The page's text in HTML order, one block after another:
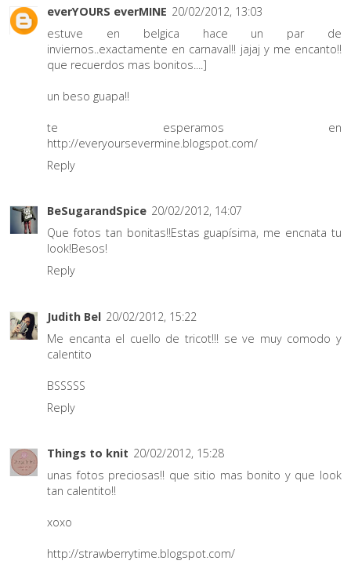
everYOURS everMINE 20/02/2012, 13:03
estuve en belgica hace un par de
inviernos..exactamente en carnaval!! jajaj y me encanto!!
que recuerdos mas bonitos....]
un beso guapa!!
te esperamos en
http://everyoursevermine.blogspot.com/
Reply
BeSugarandSpice 20/02/2012, 14:07
Que fotos tan bonitas!!Estas guapísima, me encnata tu
look!Besos!
Reply
Judith Bel 20/02/2012, 15:22
Me encanta el cuello de tricot!!! se ve muy comodo y
calentito
BSSSSS
Reply
Things to knit 20/02/2012, 15:28
unas fotos preciosas!! que sitio mas bonito y que look
tan calentito!!
xoxo
http://strawberrytime.blogspot.com/